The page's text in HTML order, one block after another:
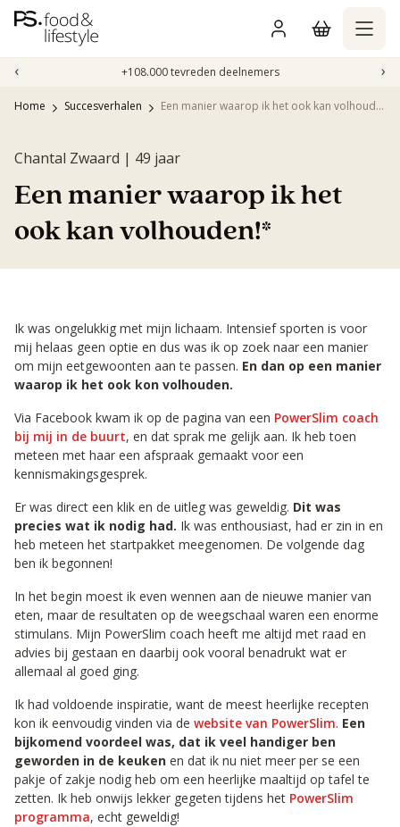
Naar
inhoud
‹ +108.000 tevreden deelnemers ›
Home Succesverhalen Een manier waarop ik het ook kan volhouden!*
Chantal Zwaard | 49 jaar
Een manier waarop ik het
ook kan volhouden!*
Ik was ongelukkig met mijn lichaam. Intensief sporten is voor
mij helaas geen optie en dus was ik op zoek naar een manier
om mijn eetgewoonten aan te passen. En dan op een manier
waarop ik het ook kon volhouden.
Via Facebook kwam ik op de pagina van een PowerSlim coach
bij mij in de buurt, en dat sprak me gelijk aan. Ik heb toen
meteen met haar een afspraak gemaakt voor een
kennismakingsgesprek.
Er was direct een klik en de uitleg was geweldig. Dit was
precies wat ik nodig had. Ik was enthousiast, had er zin in en
heb meteen het startpakket meegenomen. De volgende dag
ben ik begonnen!
In het begin moest ik even wennen aan de nieuwe manier van
eten, maar de resultaten op de weegschaal waren een enorme
stimulans. Mijn PowerSlim coach heeft me altijd met raad en
advies bij gestaan en daarbij ook vooral benadrukt wat er
allemaal al goed ging.
Ik had voldoende inspiratie, want de meest heerlijke recepten
kon ik eenvoudig vinden via de website van PowerSlim. Een
bijkomend voordeel was, dat ik veel handiger ben
geworden in de keuken en dat ik nu niet meer per se een
pakje of zakje nodig heb om een heerlijke maaltijd op tafel te
zetten. Ik heb onwijs lekker gegeten tijdens het PowerSlim
programma, echt geweldig!